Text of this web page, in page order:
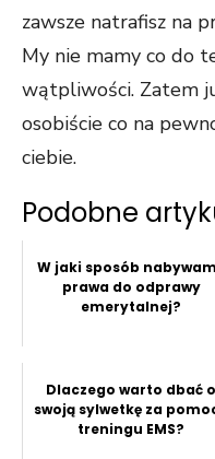
zawsze natrafisz na
My nie mamy co do
wątpliwości. Zatem
osobiście co na
ciebie.
Podobne
W jaki sposób
prawa do odprawy
emerytalnej?
Dlaczego warto dbać o
swoją sylwetkę za
treningu EMS?